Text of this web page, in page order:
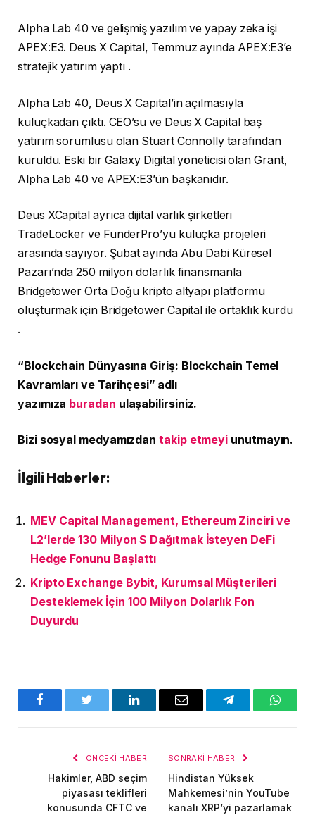
Alpha Lab 40 ve gelişmiş yazılım ve yapay zeka işi
APEX:E3. Deus X Capital, Temmuz ayında APEX:E3’e
stratejik yatırım yaptı .
Alpha Lab 40, Deus X Capital’in açılmasıyla
kuluçkadan çıktı. CEO’su ve Deus X Capital baş
yatırım sorumlusu olan Stuart Connolly tarafından
kuruldu. Eski bir Galaxy Digital yöneticisi olan Grant,
Alpha Lab 40 ve APEX:E3’ün başkanıdır.
Deus XCapital ayrıca dijital varlık şirketleri
TradeLocker ve FunderPro’yu kuluçka projeleri
arasında sayıyor. Şubat ayında Abu Dabi Küresel
Pazarı’nda 250 milyon dolarlık finansmanla
Bridgetower Orta Doğu kripto altyapı platformu
oluşturmak için Bridgetower Capital ile ortaklık kurdu
.
“Blockchain Dünyasına Giriş: Blockchain Temel
Kavramları ve Tarihçesi” adlı
yazımıza buradan ulaşabilirsiniz.
Bizi sosyal medyamızdantakip etmeyi unutmayın.
İlgili Haberler:
MEV Capital Management, Ethereum Zinciri ve
L2’lerde 130 Milyon $ Dağıtmak İsteyen DeFi
Hedge Fonunu Başlattı
Kripto Exchange Bybit, Kurumsal Müşterileri
Desteklemek İçin 100 Milyon Dolarlık Fon
Duyurdu
FacebookTwitter LinkedInE-
Telegram
ÖNCEKI HABER
Hakimler, ABD seçim
piyasası teklifleri
konusunda CFTC ve
SONRAKI HABER
Hindistan Yüksek
Mahkemesi’nin YouTube
kanalı XRP’yi pazarlamak